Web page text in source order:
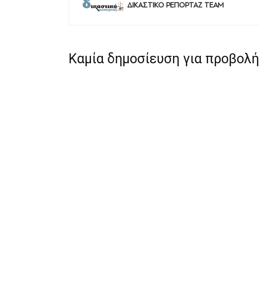
ΔΙΚΑΣΤΙΚΟ ΡΕΠΟΡΤΑΖ TEAM
Καμία δημοσίευση για προβολή